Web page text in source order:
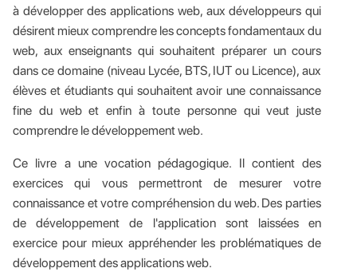
à développer des applications web, aux développeurs qui
désirent mieux comprendre les concepts fondamentaux du
web, aux enseignants qui souhaitent préparer un cours
dans ce domaine (niveau Lycée, BTS, IUT ou Licence), aux
élèves et étudiants qui souhaitent avoir une connaissance
fine du web et enfin à toute personne qui veut juste
comprendre le développement web.
Ce livre a une vocation pédagogique. Il contient des
exercices qui vous permettront de mesurer votre
connaissance et votre compréhension du web. Des parties
de développement de l'application sont laissées en
exercice pour mieux appréhender les problématiques de
développement des applications web.